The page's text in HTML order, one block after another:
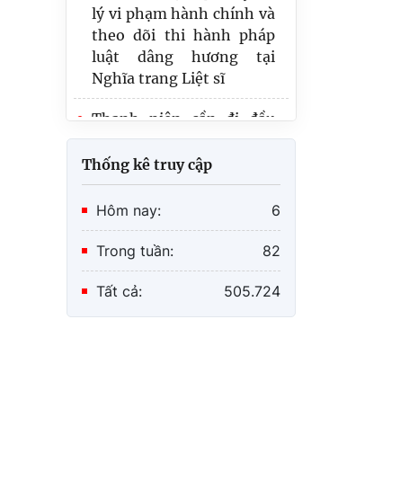
Nghĩa trang Liệt sĩ
Thanh niên cần đi đầu
trong công cuộc chuyển
đổi số quốc gia góp phần
phát triển Chính phủ số,
kinh tế số và xã hội số
Đoàn viên, thanh niên Bộ
các anh hùng liệt sỹ
Thống kê truy cập
Hôm nay: 6
Trong tuần: 82
Tất cả: 505.724